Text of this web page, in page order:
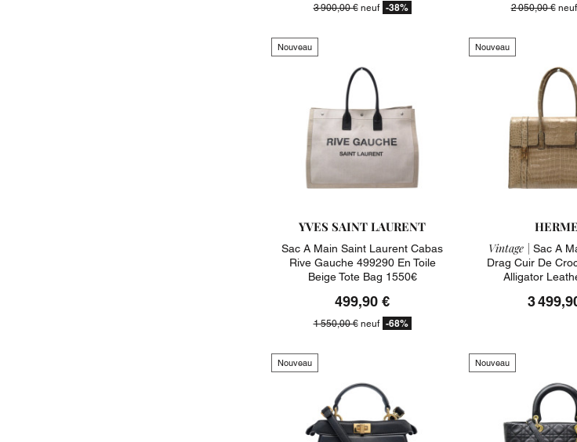
3 900,00 €neuf -38% 2 050,00 €neuf
Nouveau
YVES SAINT LAURENT
Sac A Main Saint Laurent Cabas
Rive Gauche 499290 En Toile
Beige Tote Bag 1550€
499,90 €
1 550,00 €neuf -68%
Nouveau
Vintage | Sac A
Drag Cuir De
Alligator
3
Nouveau Nouveau